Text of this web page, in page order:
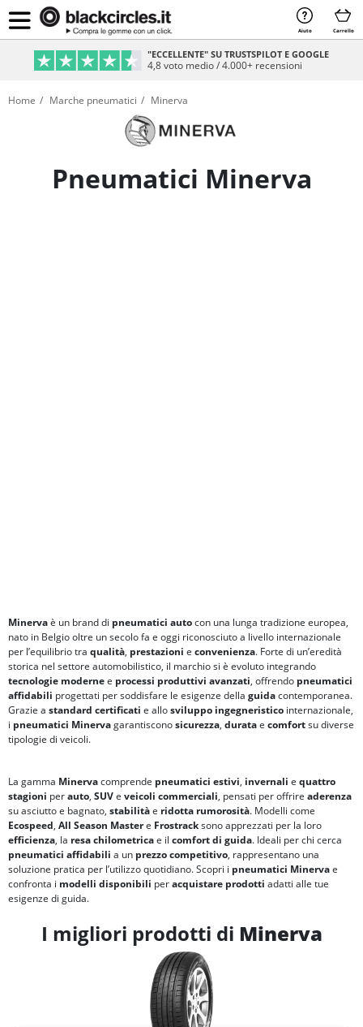
Aiuto Carrello
PAGAMENTO SICURO & RATEIZZABILE
Sicurezza e comodità al 100%
Home Marche pneumatici Minerva
Pneumatici Minerva
Minervaè un brand di pneumatici autocon una lunga tradizione europea,
nato in Belgio oltre un secolo fa e oggi riconosciuto a livello internazionale
per l’equilibrio tra qualità, prestazioni e convenienza. Forte di un’eredità
storica nel settore automobilistico, il marchio si è evoluto integrando
tecnologie modernee processi produttivi avanzati, offrendo pneumatici
affidabili progettati per soddisfare le esigenze della guidacontemporanea.
Grazie a standard certificati e allosviluppo ingegneristico internazionale,
i pneumatici Minervagarantisconosicurezza, duratae comfortsu diverse
tipologie di veicoli.
La gamma Minervacomprende pneumatici estivi, invernali e quattro
stagioni perauto, SUVe veicoli commerciali, pensati per offrire aderenza
su asciutto e bagnato, stabilitàe ridotta rumorosità. Modelli come
Ecospeed, All Season Mastere Frostracksono apprezzati per la loro
efficienza, la resa chilometricae il comfort di guida. Ideali per chi cerca
pneumatici affidabili a un prezzo competitivo, rappresentano una
soluzione pratica per l’utilizzo quotidiano. Scopri i pneumatici Minervae
confronta i modelli disponibili peracquistare prodotti adatti alle tue
esigenze di guida.
I migliori prodotti di Minerva